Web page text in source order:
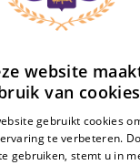
MOOI ZIJN.”
Yari Verschaeren
een
website
van
gebruikt cookies
te verbeteren.
gebruiken, stemt u in